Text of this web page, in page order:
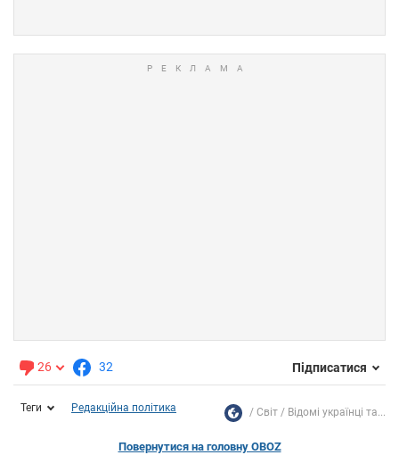
26 32 Підписатися
Теги Редакційна політика Світ Відомі українці та...
Повернутися на головну OBOZ